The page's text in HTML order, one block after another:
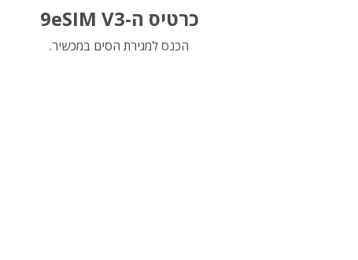
כרטיס ה-9eSIM V3
הכנס למגירת הסים במכשיר.